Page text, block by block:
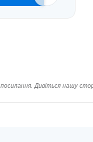
Дивіться нашу